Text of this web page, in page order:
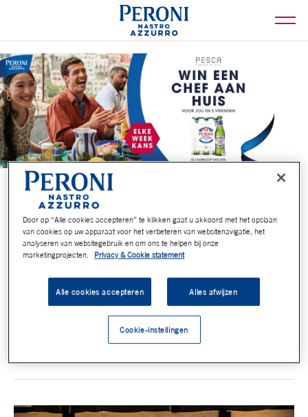
WIN EEN CHEF AAN HUIS
Jij nodigt je vrienden uit, wij regelen de rest!
De chef van Pesca komt samen met een gastheer/gastvrouw een
daarbij hoort. Zodat jij alle tijd hebt om van het moment te genieten.
Door op “Alle cookies accepteren” te klikken gaat u akkoord met het opslaan
van cookies op uw apparaat voor het verbeteren van websitenavigatie, het
analyseren van websitegebruik en om ons te helpen bij onze
marketingprojecten.
Privacy & Cookie statement
Alle cookies accepteren Alles afwijzen
Cookie-instellingen